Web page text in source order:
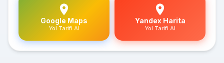
Google Maps
Yol Tarifi Al
Yandex Harita
Yol Tarifi Al